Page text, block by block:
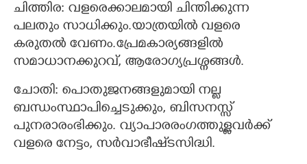
ചിത്തിര: വളരെക്കാലമായി ചിന്തിക്കുന്ന
പലതും സാധിക്കും.യാത്രയില്‍ വളരെ
കരുതല്‍ വേണം.പ്രേമകാര്യങ്ങളില്‍
‍സമാധാനക്കുറവ്, ആരോഗ്യപ്രശ്നങ്ങള്‍.
ചോതി: പൊതുജനങ്ങളുമായി നല്ല
ബന്ധംസ്ഥാപിച്ചെടുക്കും, ബിസനസ്സ്
പുനരാരംഭിക്കും.‍ വ്യാപാരരംഗത്തുള്ളവർക്ക്
വളരെ നേട്ടം, സര്‍വാഭീഷ്‌ടസിദ്ധി.